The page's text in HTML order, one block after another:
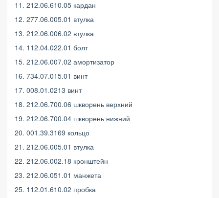
11. 212.06.610.05 кардан
12. 277.06.005.01 втулка
13. 212.06.006.02 втулка
14. 112.04.022.01 болт
15. 212.06.007.02 амортизатор
16. 734.07.015.01 винт
17. 008.01.0213 винт
18. 212.06.700.06 шкворень верхний
19. 212.06.700.04 шкворень нижний
20. 001.39.3169 кольцо
21. 212.06.005.01 втулка
22. 212.06.002.18 кронштейн
23. 212.06.051.01 манжета
25. 112.01.610.02 пробка